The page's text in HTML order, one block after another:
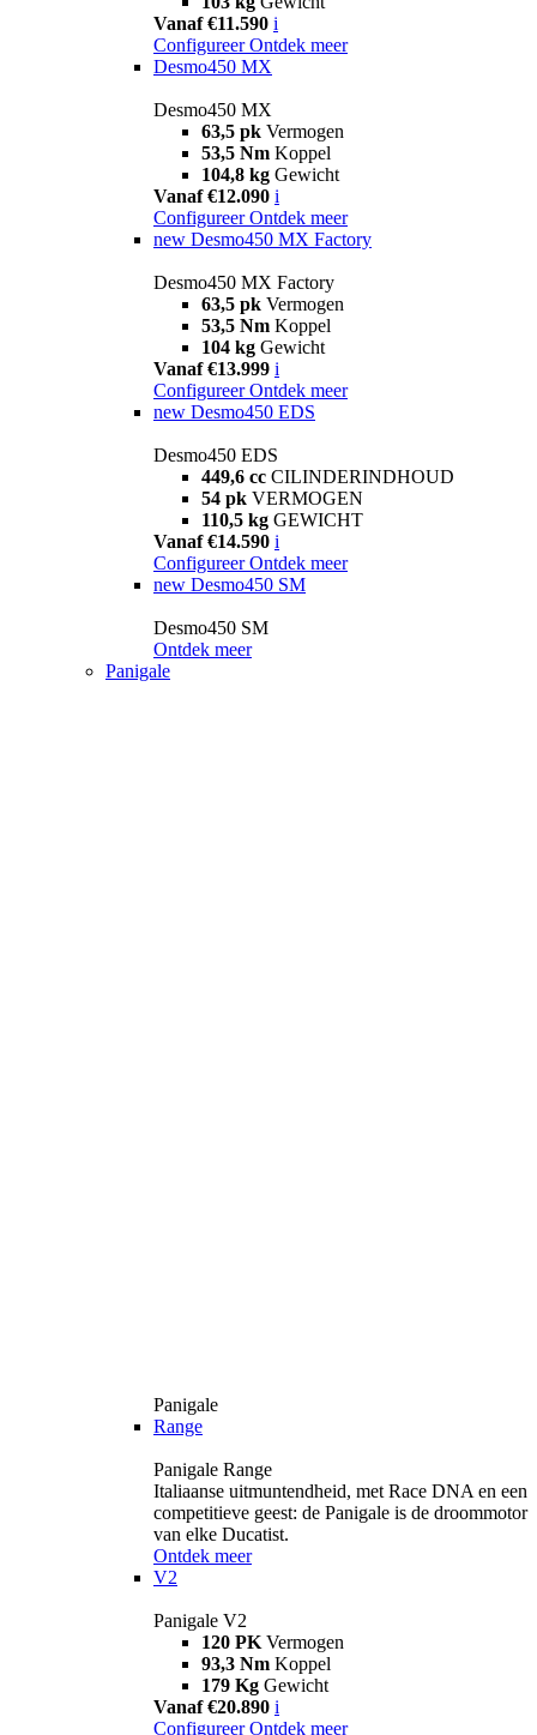
Vanaf €11.590 i
Configureer Ontdek meer
Desmo450 MX
Desmo450 MX
63,5 pk Vermogen
53,5 Nm Koppel
104,8 kg Gewicht
Vanaf €12.090 i
Configureer Ontdek meer
new Desmo450 MX Factory
Desmo450 MX Factory
63,5 pk Vermogen
53,5 Nm Koppel
104 kg Gewicht
Vanaf €13.999 i
Configureer Ontdek meer
new Desmo450 EDS
Desmo450 EDS
449,6 cc CILINDERINDHOUD
54 pk VERMOGEN
110,5 kg GEWICHT
Vanaf €14.590 i
Configureer Ontdek meer
new Desmo450 SM
Desmo450 SM
Ontdek meer
Panigale
Panigale
Range
Panigale Range
Italiaanse uitmuntendheid, met Race DNA en een
competitieve geest: de Panigale is de droommotor
van elke Ducatist.
Ontdek meer
V2
Panigale V2
120 PK Vermogen
93,3 Nm Koppel
179 Kg Gewicht
Vanaf €20.890 i
Configureer Ontdek meer